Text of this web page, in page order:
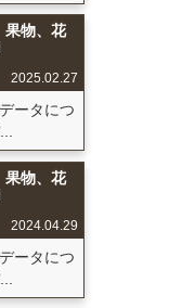
果物、花
2025.02.27
ータにつ
果物、花
2024.04.29
ータにつ